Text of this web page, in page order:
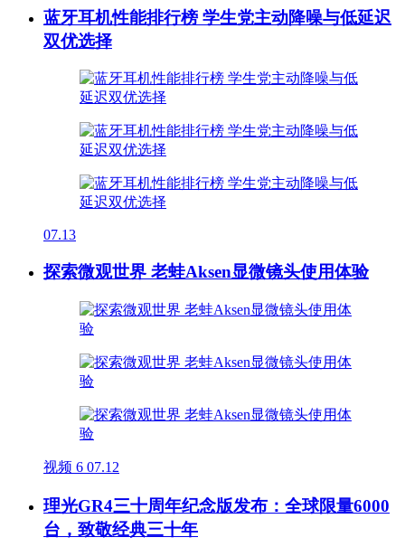
蓝牙耳机性能排行榜 学生党主动降噪与低延迟
双优选择
07.13
探索微观世界 老蛙Aksen显微镜头使用体验
视频 6 07.12
理光GR4三十周年纪念版发布：全球限量6000
台，致敬经典三十年